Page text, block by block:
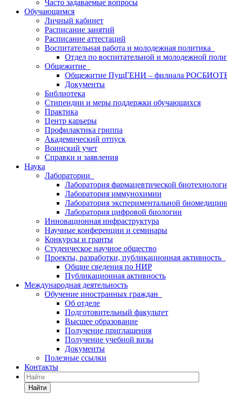
Часто задаваемые вопросы
Обучающимся
Личный кабинет
Расписание занятий
Расписание аттестаций
Воспитательная работа и молодежная политика
Отдел по воспитательной и молодежной
Общежитие
Общежитие ПущГЕНИ – филиала
Документы
Библиотека
Стипендии и меры поддержки обучающихся
Практика
Центр карьеры
Профилактика гриппа
Академический отпуск
Воинский учет
Справки и заявления
Наука
Лаборатории
Лаборатория фармацевтической
Лаборатория иммунохимии
Лаборатория экспериментальной
Лаборатория цифровой биологии
Инновационная инфраструктура
Научные конференции и семинары
Конкурсы и гранты
Студенческое научное общество
Проекты, разработки, публикационная активность
Общие сведения по НИР
Публикационная активность
Международная деятельность
Обучение иностранных граждан
Об отделе
Подготовительный факультет
Высшее образование
Получение приглашения
Получение учебной визы
Документы
Полезные ссылки
Контакты
Найти